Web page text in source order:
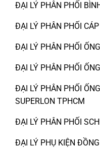
ĐẠI LÝ PHÂN PHỐI
ĐẠI LÝ PHÂN PHỐI
ĐẠI LÝ PHÂN PHỐI
ĐẠI LÝ PHÂN PHỐI
ĐẠI LÝ PHÂN PHỐI
SUPERLON TPHCM
ĐẠI LÝ PHÂN PHỐI
ĐẠI LÝ PHỤ KIỆN